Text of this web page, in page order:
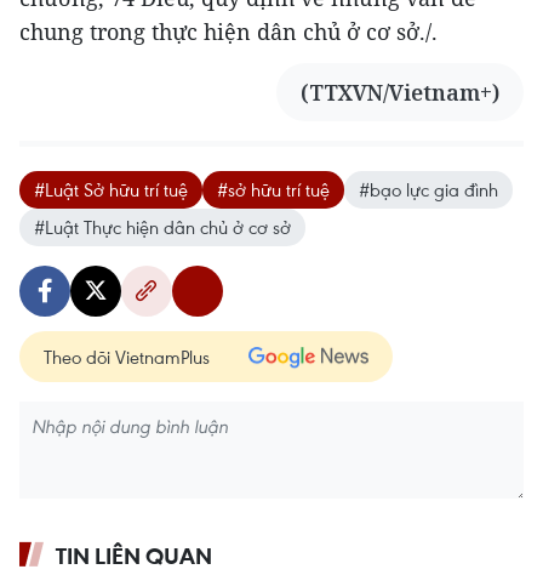
chung trong thực hiện dân chủ ở cơ sở./.
(TTXVN/Vietnam+)
#Luật Sở hữu trí tuệ #sở hữu trí tuệ
#bạo lực gia đình
#Luật Thực hiện dân chủ ở cơ sở
Theo dõi VietnamPlus
TIN LIÊN QUAN